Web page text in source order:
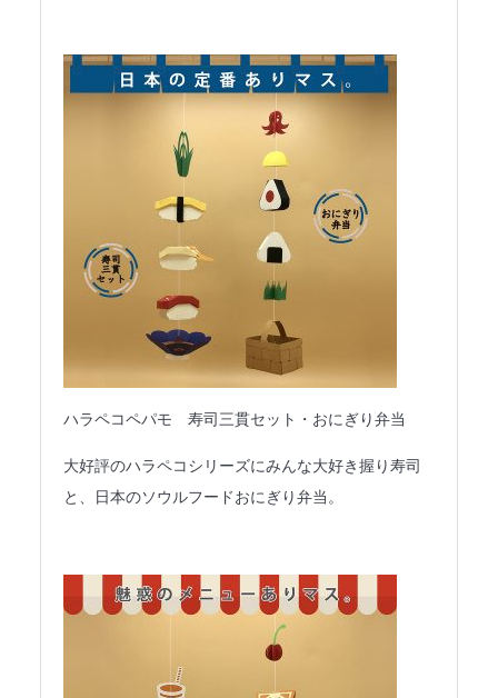
ハラペコペパモ 寿司三貫セット・おにぎり弁当
大好評のハラペコシリーズにみんな大好き握り寿司
と、日本のソウルフードおにぎり弁当。